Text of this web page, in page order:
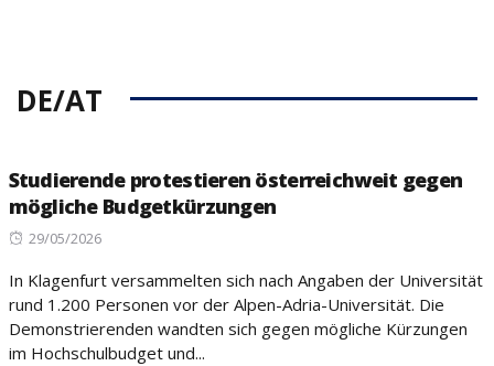
DE/AT
Studierende protestieren österreichweit gegen
mögliche Budgetkürzungen
Posted
29/05/2026
In Klagenfurt versammelten sich nach Angaben der Universität
rund 1.200 Personen vor der Alpen-Adria-Universität. Die
Demonstrierenden wandten sich gegen mögliche Kürzungen
im Hochschulbudget und...